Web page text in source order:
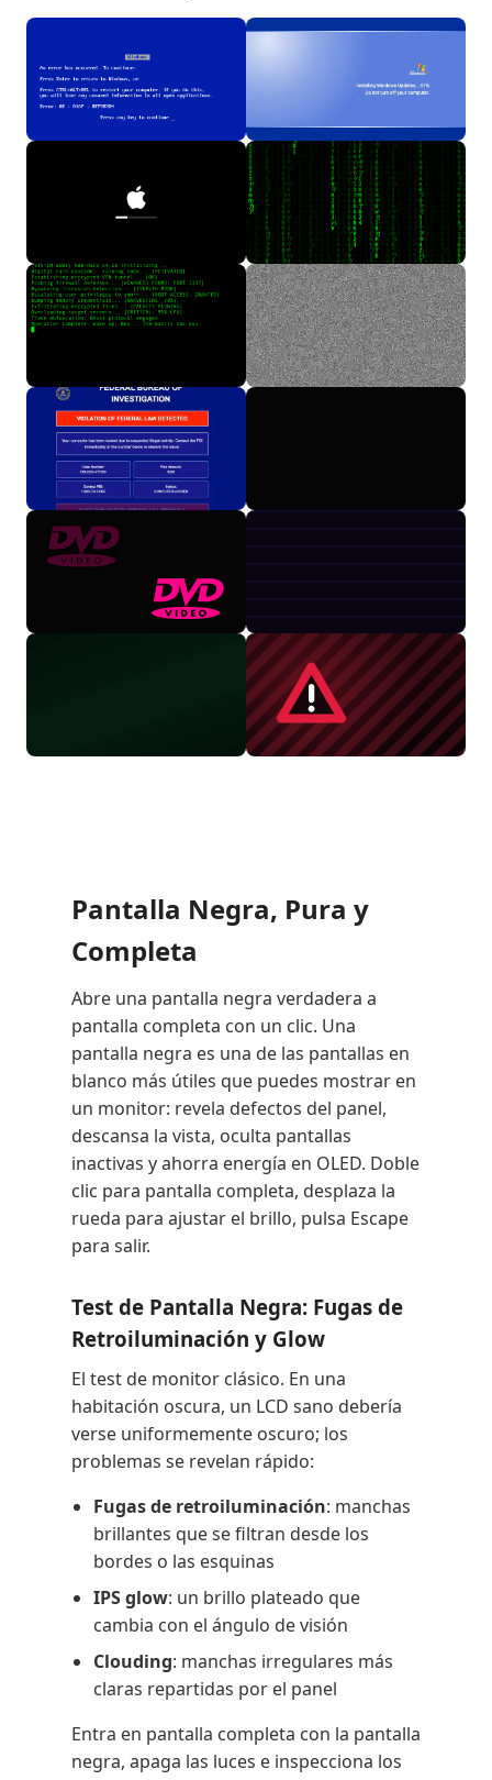
Pantalla Negra, Pura y
Completa
Abre una pantalla negra verdadera a
pantalla completa con un clic. Una
pantalla negra es una de las pantallas en
blanco más útiles que puedes mostrar en
un monitor: revela defectos del panel,
descansa la vista, oculta pantallas
inactivas y ahorra energía en OLED. Doble
clic para pantalla completa, desplaza la
rueda para ajustar el brillo, pulsa Escape
para salir.
Test de Pantalla Negra: Fugas de
Retroiluminación y Glow
El test de monitor clásico. En una
habitación oscura, un LCD sano debería
verse uniformemente oscuro; los
problemas se revelan rápido:
Fugas de retroiluminación: manchas
brillantes que se filtran desde los
bordes o las esquinas
IPS glow: un brillo plateado que
cambia con el ángulo de visión
Clouding: manchas irregulares más
claras repartidas por el panel
Entra en pantalla completa con la pantalla
negra, apaga las luces e inspecciona los